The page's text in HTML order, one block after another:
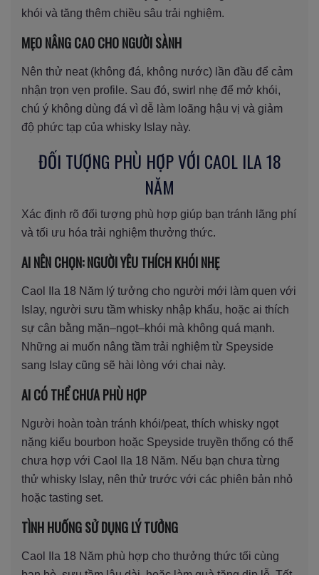
khói và tăng thêm chiều sâu trải nghiệm.
MẸO NÂNG CAO CHO NGƯỜI SÀNH
Nên thử neat (không đá, không nước) lần đầu để cảm
nhận trọn vẹn profile. Sau đó, swirl nhẹ để mở khói,
chú ý không dùng đá vì dễ làm loãng hậu vị và giảm
độ phức tạp của whisky Islay này.
ĐỐI TƯỢNG PHÙ HỢP VỚI CAOL ILA 18
NĂM
Xác định rõ đối tượng phù hợp giúp bạn tránh lãng phí
và tối ưu hóa trải nghiệm thưởng thức.
AI NÊN CHỌN: NGƯỜI YÊU THÍCH KHÓI NHẸ
Caol Ila 18 Năm lý tưởng cho người mới làm quen với
Islay, người sưu tầm whisky nhập khẩu, hoặc ai thích
sự cân bằng mặn–ngọt–khói mà không quá mạnh.
Những ai muốn nâng tầm trải nghiệm từ Speyside
sang Islay cũng sẽ hài lòng với chai này.
AI CÓ THỂ CHƯA PHÙ HỢP
Người hoàn toàn tránh khói/peat, thích whisky ngọt
nặng kiểu bourbon hoặc Speyside truyền thống có thể
chưa hợp với Caol Ila 18 Năm. Nếu bạn chưa từng
thử whisky Islay, nên thử trước với các phiên bản nhỏ
hoặc tasting set.
TÌNH HUỐNG SỬ DỤNG LÝ TƯỞNG
Caol Ila 18 Năm phù hợp cho thưởng thức tối cùng